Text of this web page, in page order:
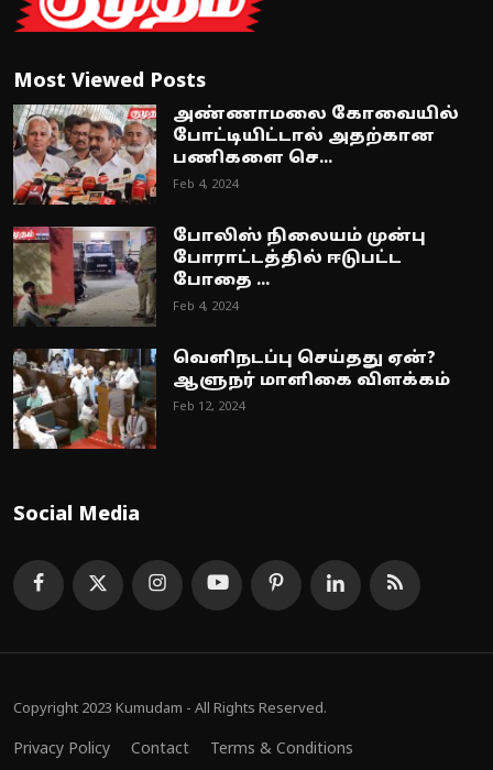
Most Viewed Posts
அண்ணாமலை கோவையில்
போட்டியிட்டால் அதற்கான
பணிகளை செ...
Feb 4, 2024
போலிஸ் நிலையம் முன்பு
போராட்டத்தில் ஈடுபட்ட
போதை ...
Feb 4, 2024
வெளிநடப்பு செய்தது ஏன்?
ஆளுநர் மாளிகை விளக்கம்
Feb 12, 2024
Social Media
Copyright 2023 Kumudam - All Rights Reserved.
Privacy Policy Contact Terms & Conditions